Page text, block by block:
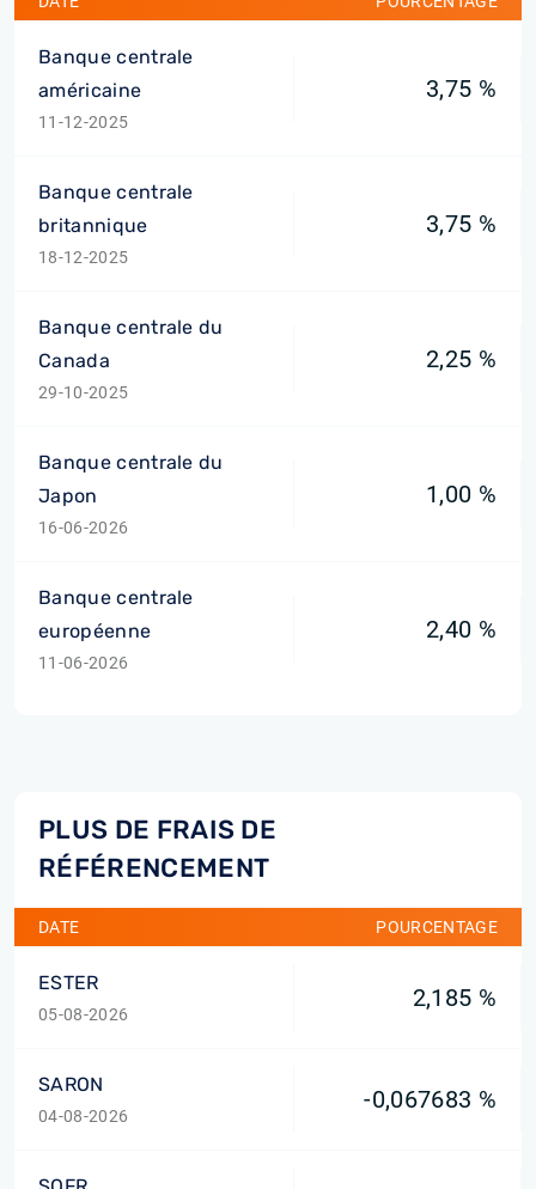
Banque centrale
américaine
11-12-2025
3,75 %
Banque centrale
britannique
18-12-2025
3,75 %
Banque centrale du
Canada
29-10-2025
2,25 %
Banque centrale du
Japon
16-06-2026
1,00 %
Banque centrale
européenne
11-06-2026
2,40 %
PLUS DE FRAIS DE
RÉFÉRENCEMENT
DATE POURCENTAGE
ESTER
05-08-2026
2,185 %
SARON
04-08-2026
-0,067683 %